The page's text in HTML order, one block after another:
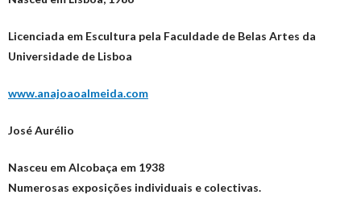
Licenciada em Escultura pela Faculdade de Belas Artes da
Universidade de Lisboa
www.anajoaoalmeida.com
José Aurélio
Nasceu em Alcobaça em 1938
Numerosas exposições individuais e colectivas.